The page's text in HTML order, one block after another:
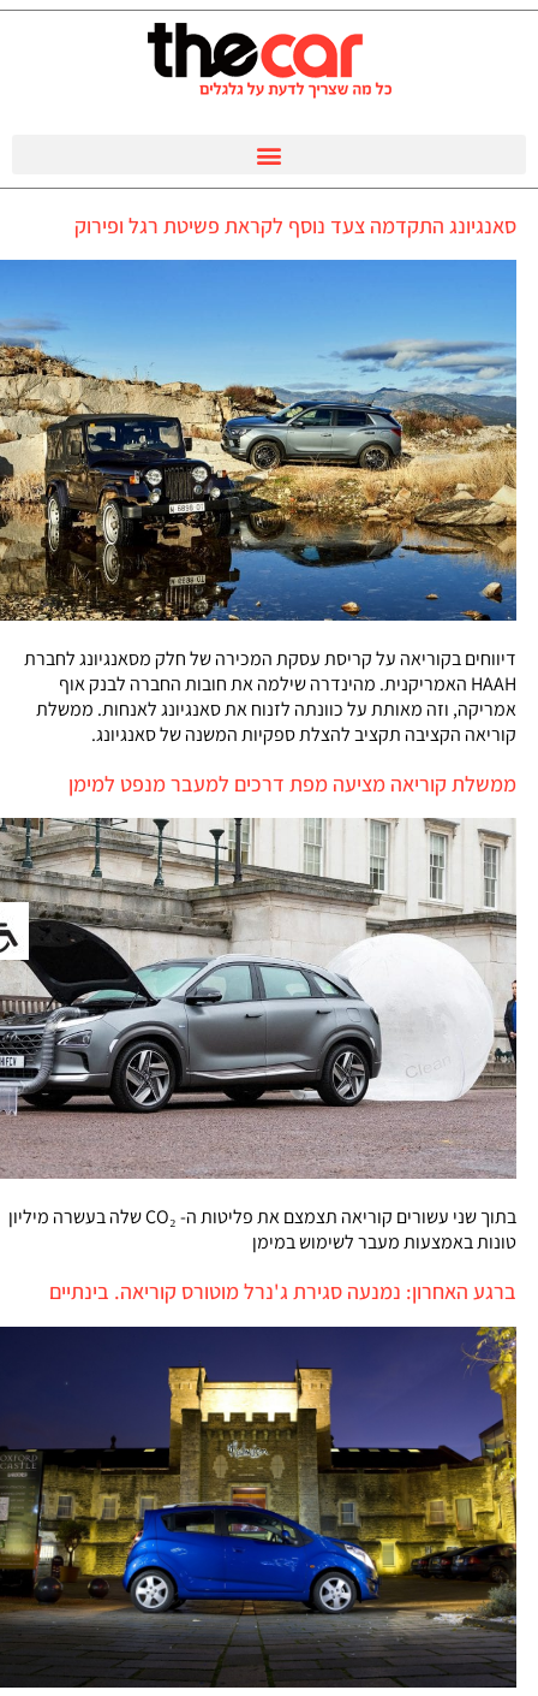
סאנגיונג התקדמה צעד נוסף לקראת פשיטת רגל ופירוק
דיווחים בקוריאה על קריסת עסקת המכירה של חלק מסאנגיונג לחברת
HAAH האמריקנית. מהינדרה שילמה את חובות החברה לבנק אוף
אמריקה, וזה מאותת על כוונתה לזנוח את סאנגיונג לאנחות. ממשלת
קוריאה הקציבה תקציב להצלת ספקיות המשנה של סאנגיונג.
ממשלת קוריאה מציעה מפת דרכים למעבר מנפט למימן
בתוך שני עשורים קוריאה תצמצם את פליטות ה- CO₂ שלה בעשרה מיליון
טונות באמצעות מעבר לשימוש במימן
ברגע האחרון: נמנעה סגירת ג'נרל מוטורס קוריאה. בינתיים